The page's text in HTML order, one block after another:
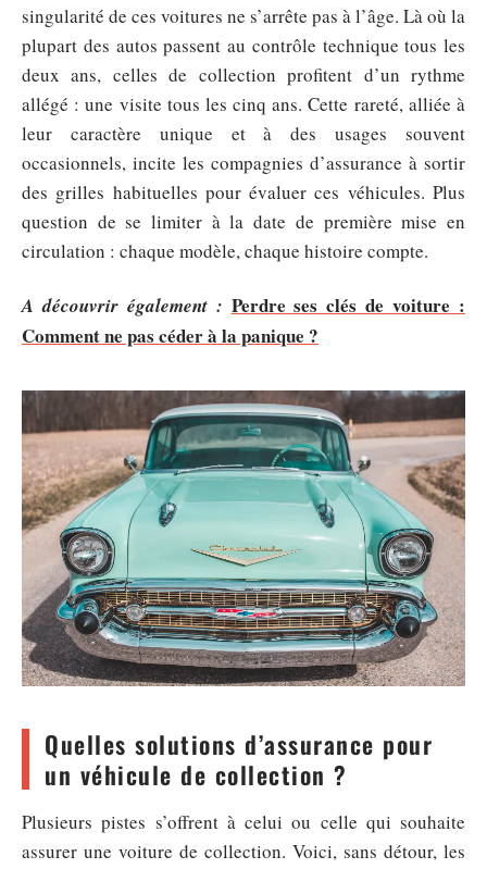
singularité de ces voitures ne s’arrête pas à l’âge. Là où la
plupart des autos passent au contrôle technique tous les
deux ans, celles de collection profitent d’un rythme
allégé : une visite tous les cinq ans. Cette rareté, alliée à
leur caractère unique et à des usages souvent
occasionnels, incite les compagnies d’assurance à sortir
des grilles habituelles pour évaluer ces véhicules. Plus
question de se limiter à la date de première mise en
circulation : chaque modèle, chaque histoire compte.
A découvrir également : Perdre ses clés de voiture :
Comment ne pas céder à la panique ?
Quelles solutions d’assurance pour
un véhicule de collection ?
Plusieurs pistes s’offrent à celui ou celle qui souhaite
assurer une voiture de collection. Voici, sans détour, les